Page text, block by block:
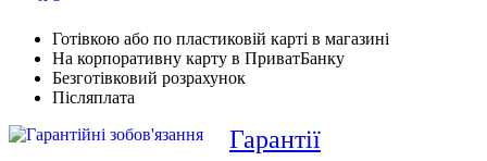
Готівкою або по пластиковій карті в магазині
На корпоративну карту в ПриватБанку
Безготівковий розрахунок
Післяплата
Гарантії